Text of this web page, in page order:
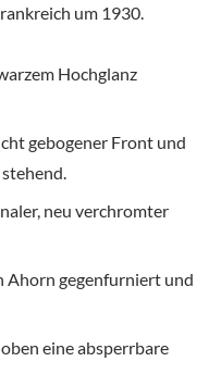
um 1930.
Hochglanz
gebogener Front und
neu verchromter
Ahorn gegenfurniert und
eine absperrbare